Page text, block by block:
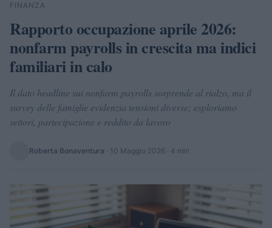
Cerca
FINANZA
Rapporto occupazione aprile 2026:
nonfarm payrolls in crescita ma indici
familiari in calo
Il dato headline sui nonfarm payrolls sorprende al rialzo, ma il
survey delle famiglie evidenzia tensioni diverse; esploriamo
settori, partecipazione e reddito da lavoro
Roberta Bonaventura · 10 Maggio 2026 · 4 min